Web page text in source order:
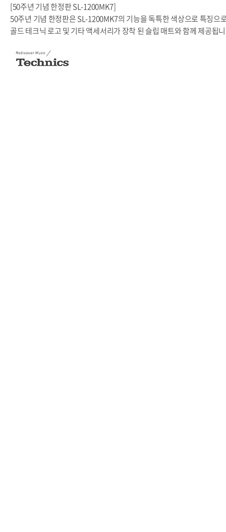
[50주년 기념 한정판 SL-1200MK7]
50주년 기념 한정판은 SL-1200MK7의 기능을 독특한 색상으로 특징으
골드 테크닉 로고 및 기타 액세서리가 장착 된 슬립 매트와 함께 제공됩